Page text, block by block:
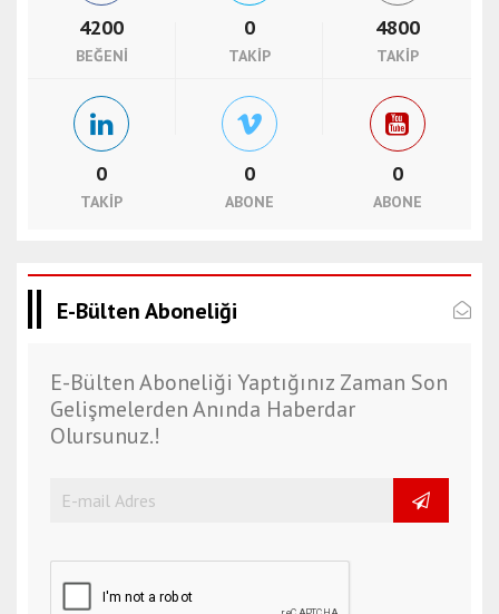
4200
BEĞENI
0
TAKIP
4800
TAKIP
0
TAKIP
0
ABONE
0
ABONE
E-Bülten Aboneliği
E-Bülten Aboneliği Yaptığınız Zaman Son
Gelişmelerden Anında Haberdar
Olursunuz.!